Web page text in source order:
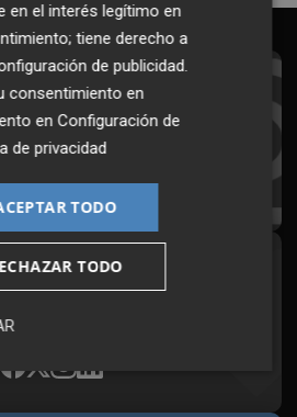
al Boletín
primera hora en tu email
suscribirme!
en redes
desde cualquier medio
en el interés legítimo en
tiene derecho a
de publicidad.
consentimiento en
enConfiguración de
de privacidad
TODO
TODO